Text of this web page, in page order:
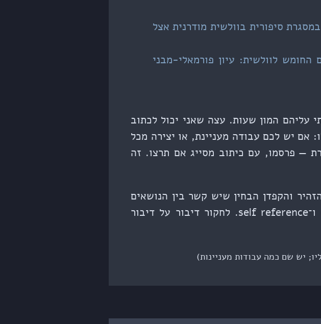
סיפורית בוולשית מודרנית אצל
לוולשית: עיון פורמאלי-מבני
המון שעות. עצה שאני יכול לכתוב
אם יש לכם עבודה מעניינת, או יצירה מכל
— פרסמו, עם כיתוב מסייג אם תרצו. זה
והקפדן הבחין שיש קשר בין הנושאים
של העבודות, זה לא במקרה. אני אוהב מטה (meta) ו־self reference. לחקור דיבור על דיבור
יש שם כמה עבודות מעניינות)